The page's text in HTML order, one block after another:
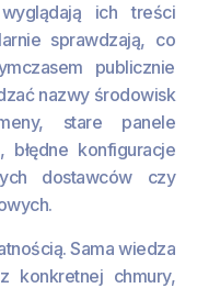
ich treści
sprawdzają, co
publicznie
nazwy środowisk
stare panele
błędne konfiguracje
dostawców czy
Sama wiedza
konkretnej chmury,